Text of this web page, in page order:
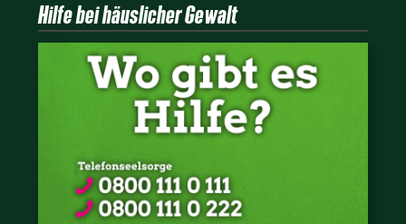
Hilfe bei häuslicher Gewalt